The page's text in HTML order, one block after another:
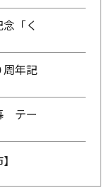
「く
周年記
テー